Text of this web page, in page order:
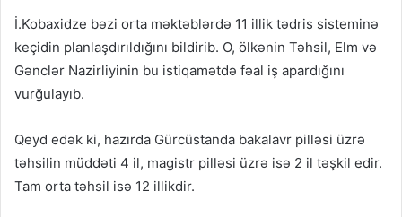
İ.Kobaxidze bəzi orta məktəblərdə 11 illik tədris sisteminə
keçidin planlaşdırıldığını bildirib. O, ölkənin Təhsil, Elm və
Gənclər Nazirliyinin bu istiqamətdə fəal iş apardığını
vurğulayıb.
Qeyd edək ki, hazırda Gürcüstanda bakalavr pilləsi üzrə
təhsilin müddəti 4 il, magistr pilləsi üzrə isə 2 il təşkil edir.
Tam orta təhsil isə 12 illikdir.